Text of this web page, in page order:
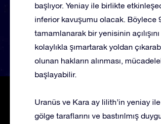
başlıyor. Yeniay ile birlikte
inferior kavuşumu olacak. Böylece
tamamlanarak bir yenisinin
kolaylıkla şımartarak yoldan
olunan hakların alınması,
başlayabilir.
Uranüs ve Kara ay lilith’in yeniay
gölge taraflarını ve bastırılmış